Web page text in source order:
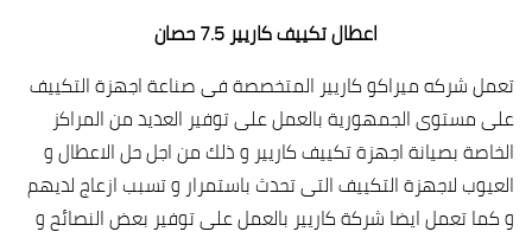
اعطال تكييف كاريير 7.5 حصان
تعمل شركه ميراكو كاريير المتخصصة فى صناعة اجهزة التكييف
على مستوى الجمهورية بالعمل على توفير العديد من المراكز
الخاصة بصيانة اجهزة تكييف كاريير و ذلك من اجل حل الاعطال و
العيوب لاجهزة التكييف التى تحدث باستمرار و تسبب ازعاج لديهم
و كما تعمل ايضا شركة كاريير بالعمل على توفير بعض النصائح و